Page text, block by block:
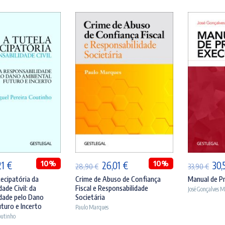
€.
€O
preço
atual
é:
33,21 €.
10%
da
Civil: da
pelo Dano
e Incerto
ADICIONAR
28,90€ O
preço
original
era:
26,01 €O
preço
atual
10%
Crime de Abuso de Confiança
Fiscal e Responsabilidade
Societária
Paulo Marques
33,90€ O
Manual de
José Gonçalves